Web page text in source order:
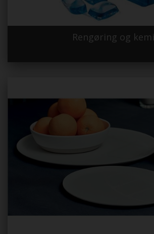
Rengøring og kemi